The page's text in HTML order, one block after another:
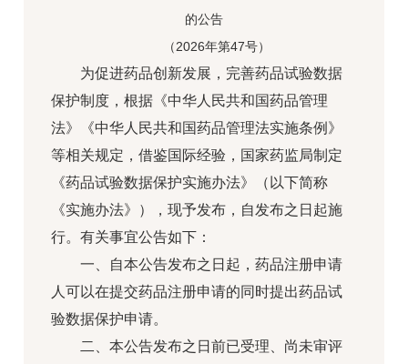
的公告
（2026年第47号）
为促进药品创新发展，完善药品试验数据
保护制度，根据《中华人民共和国药品管理
法》《中华人民共和国药品管理法实施条例》
等相关规定，借鉴国际经验，国家药监局制定
《药品试验数据保护实施办法》（以下简称
《实施办法》），现予发布，自发布之日起施
行。有关事宜公告如下：
一、自本公告发布之日起，药品注册申请
人可以在提交药品注册申请的同时提出药品试
验数据保护申请。
二、本公告发布之日前已受理、尚未审评